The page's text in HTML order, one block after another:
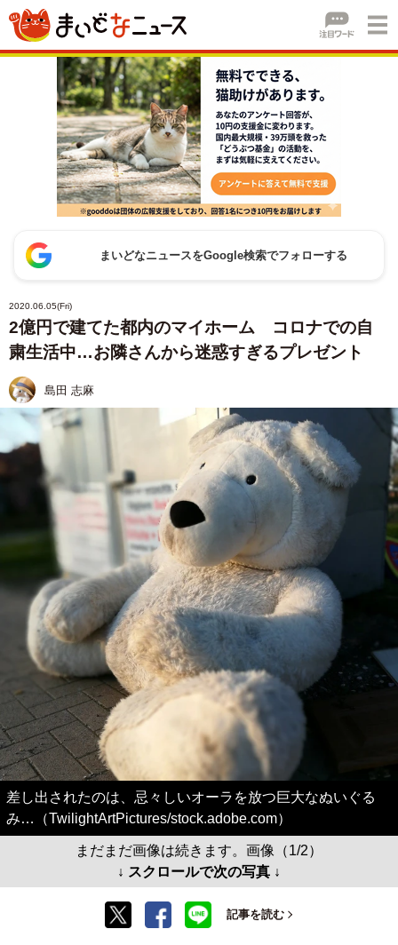
まいどなニュースをGoogle検索でフォローする
2020.06.05(Fri)
2億円で建てた都内のマイホーム コロナでの自
粛生活中…お隣さんから迷惑すぎるプレゼント
島田 志麻
差し出されたのは、忌々しいオーラを放つ巨大なぬいぐる
み…（TwilightArtPictures/stock.adobe.com）
まだまだ画像は続きます。画像（1/2）
↓ スクロールで次の写真 ↓
記事を読む